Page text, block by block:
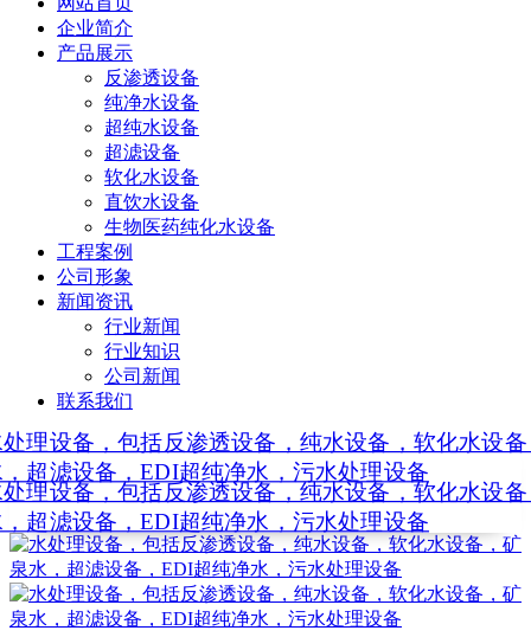
企业简介
产品展示
反渗透设备
纯净水设备
超纯水设备
超滤设备
软化水设备
直饮水设备
生物医药纯化水设备
工程案例
公司形象
新闻资讯
行业新闻
行业知识
公司新闻
联系我们